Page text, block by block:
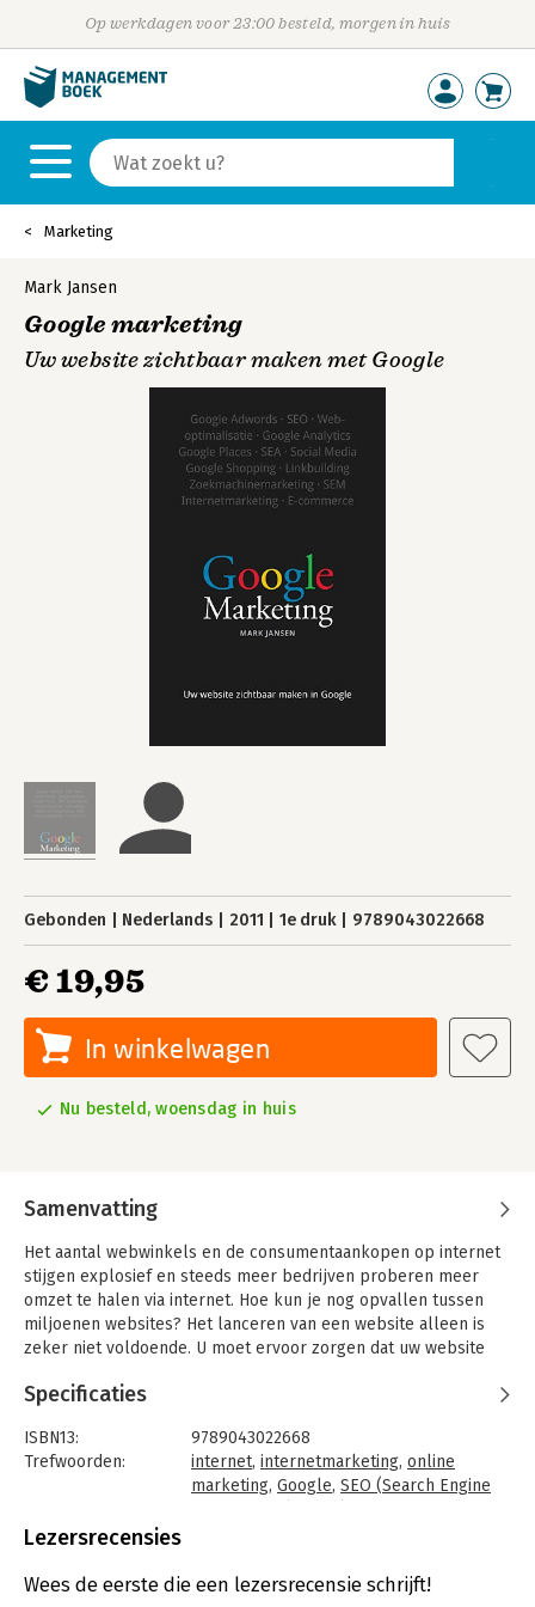
Op werkdagen voor 23:00 besteld, morgen in huis
Marketing
Mark Jansen
Google marketing
Uw website zichtbaar maken met Google
Gebonden Nederlands 2011 1e druk 9789043022668
€ 19,95
In winkelwagen
Nu besteld, woensdag in huis
Samenvatting
Het aantal webwinkels en de consumentaankopen op internet
stijgen explosief en steeds meer bedrijven proberen meer
omzet te halen via internet. Hoe kun je nog opvallen tussen
miljoenen websites? Het lanceren van een website alleen is
zeker niet voldoende. U moet ervoor zorgen dat uw website
Gelukkig hebt u het heft in eigen hand. De meeste
internetbezoekers beginnen hun zoektocht in Google. U kunt
er zelf voor zorgen dat uw website snel wordt gevonden en
hoog eindigt in de lijst van zoekresultaten. Daardoor trekt u
haalt u gegarandeerd meer omzet en rendement uit uw
Dit boek legt duidelijk uit hoe Google werkt en wat u zelf kunt
Specificaties
ISBN13:
9789043022668
Trefwoorden:
internet, internetmarketing, online
marketing, Google, SEO (Search Engine
Bindwijze:
gebonden
Lezersrecensies
Wees de eerste die een lezersrecensie schrijft!